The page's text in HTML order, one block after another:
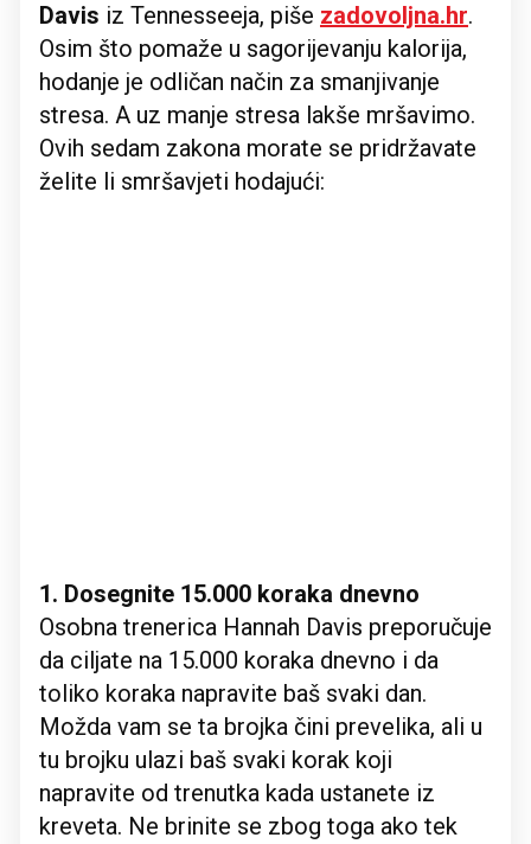
Davis iz Tennesseeja, piše zadovoljna.hr.
Osim što pomaže u sagorijevanju kalorija,
hodanje je odličan način za smanjivanje
stresa. A uz manje stresa lakše mršavimo.
Ovih sedam zakona morate se pridržavate
želite li smršavjeti hodajući:
1. Dosegnite 15.000 koraka dnevno
Osobna trenerica Hannah Davis preporučuje
da ciljate na 15.000 koraka dnevno i da
toliko koraka napravite baš svaki dan.
Možda vam se ta brojka čini prevelika, ali u
tu brojku ulazi baš svaki korak koji
napravite od trenutka kada ustanete iz
kreveta. Ne brinite se zbog toga ako tek